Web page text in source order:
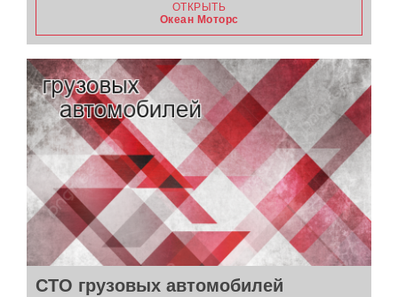
ОТКРЫТЬ
Океан Моторс
СТО грузовых автомобилей